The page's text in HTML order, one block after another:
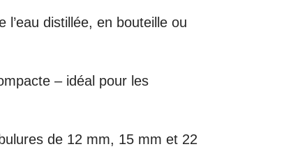
l’eau distillée, en bouteille ou
– idéal pour les
de 12 mm, 15 mm et 22